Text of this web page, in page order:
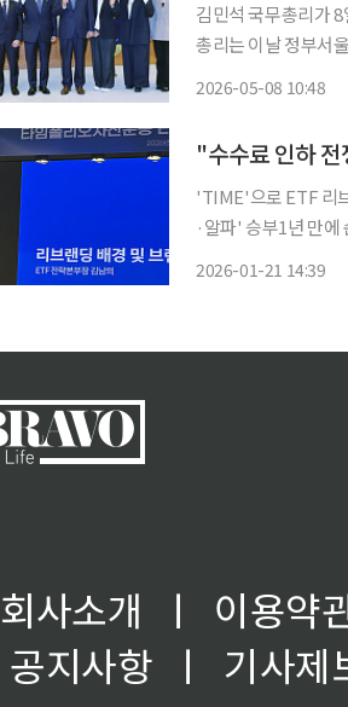
김민석 국무총리가 8
총리는 이날 정부서
2026-05-08 10:48
"수수료 인하
'TIME'으로 ETF 리
·알파' 승부1년 만
2026-01-21 14:39
회사소개 ㅣ
이용약
공지사항
ㅣ
기사제